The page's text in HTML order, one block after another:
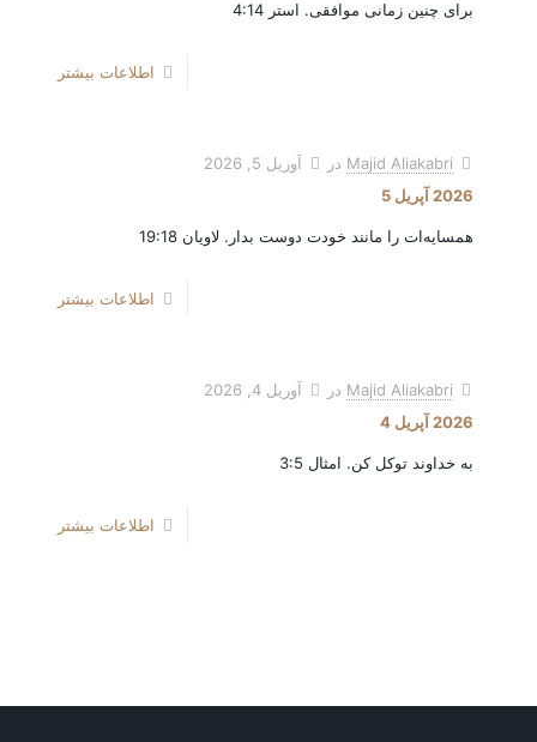
برای چنین زمانی موافقی. استر 4:14
اطلاعات بیشتر
Majid Aliakabri در
آوریل 5, 2026
2026 آپریل 5
همسایه‌ات را مانند خودت دوست بدار. لاویان 19:18
اطلاعات بیشتر
Majid Aliakabri در
آوریل 4, 2026
2026 آپریل 4
به خداوند توکل کن. امثال 3:5
اطلاعات بیشتر